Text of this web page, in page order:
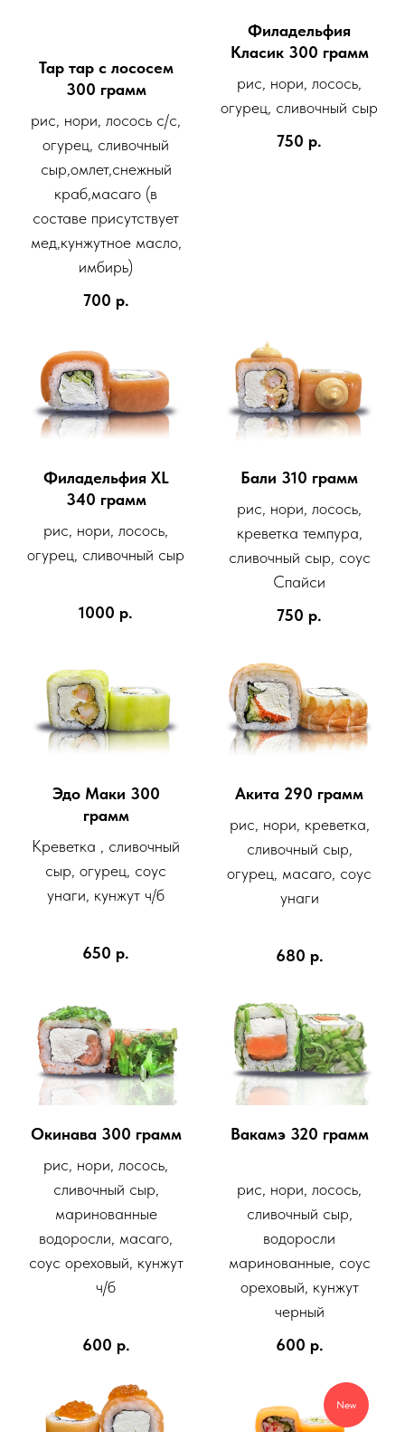
Тар тар с лососем
300 грамм
рис, нори, лосось с/с,
огурец, сливочный
сыр,омлет,снежный
краб,масаго (в
составе присутствует
мед,кунжутное масло,
имбирь)
700 р.
Филадельфия
Класик 300 грамм
рис, нори, лосось,
огурец, сливочный сыр
750 р.
Филадельфия XL
340 грамм
рис, нори, лосось,
огурец, сливочный сыр
1000 р.
Бали 310 грамм
рис, нори, лосось,
креветка темпура,
сливочный сыр, соус
Спайси
750 р.
Эдо Маки 300
грамм
Креветка , сливочный
сыр, огурец, соус
унаги, кунжут ч/б
650 р.
Акита 290 грамм
рис, нори, креветка,
сливочный сыр,
огурец, масаго, соус
унаги
680 р.
Окинава 300 грамм
рис, нори, лосось,
сливочный сыр,
маринованные
водоросли, масаго,
соус ореховый, кунжут
ч/б
600 р.
Вакамэ 320 грамм
рис, нори, лосось,
сливочный сыр,
водоросли
маринованные, соус
ореховый, кунжут
черный
600 р.
New